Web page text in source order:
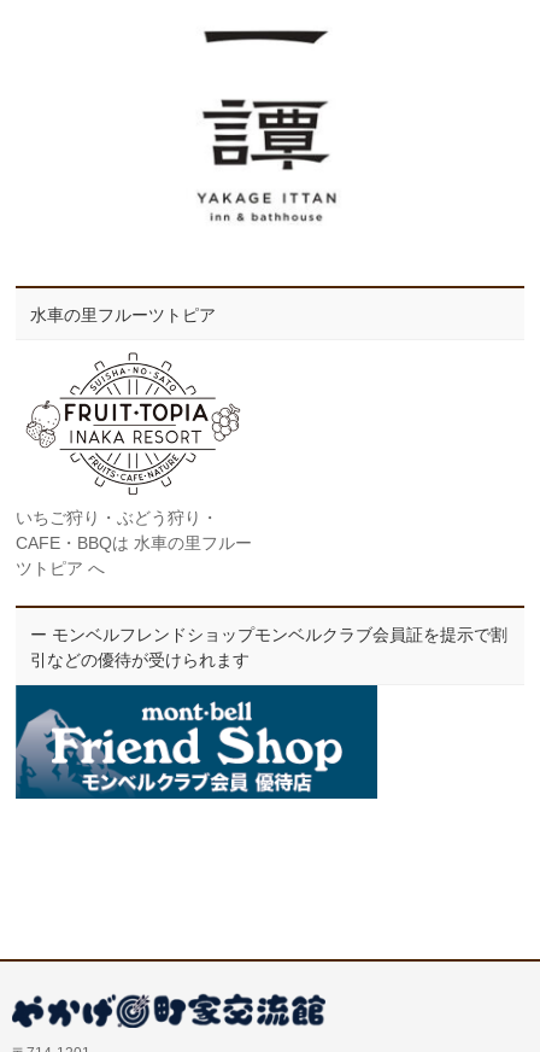
水車の里フルーツトピア
いちご狩り・ぶどう狩り・
CAFE・BBQは 水車の里フルー
ツトピア へ
ー モンベルフレンドショップモンベルクラブ会員証を提示で割
引などの優待が受けられます